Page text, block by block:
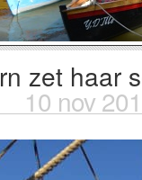
zet haar
10 nov